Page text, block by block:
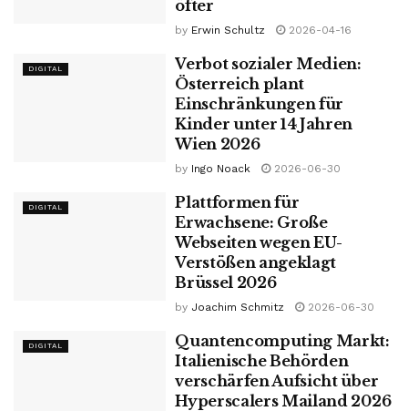
öfter
by Erwin Schultz 2026-04-16
DIGITAL
Verbot sozialer Medien:
Österreich plant
Einschränkungen für
Kinder unter 14 Jahren
Wien 2026
by Ingo Noack 2026-06-30
DIGITAL
Plattformen für
Erwachsene: Große
Webseiten wegen EU-
Verstößen angeklagt
Brüssel 2026
by Joachim Schmitz 2026-06-30
DIGITAL
Quantencomputing Markt:
Italienische Behörden
verschärfen Aufsicht über
Hyperscalers Mailand 2026